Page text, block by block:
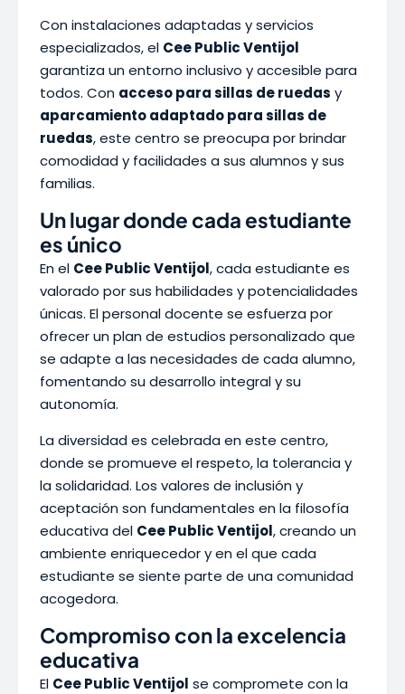
Con instalaciones adaptadas y servicios
especializados, el Cee Public Ventijol
garantiza un entorno inclusivo y accesible para
todos. Con acceso para sillas de ruedas y
aparcamiento adaptado para sillas de
ruedas, este centro se preocupa por brindar
comodidad y facilidades a sus alumnos y sus
familias.
Un lugar donde cada estudiante
es único
En el Cee Public Ventijol, cada estudiante es
valorado por sus habilidades y potencialidades
únicas. El personal docente se esfuerza por
ofrecer un plan de estudios personalizado que
se adapte a las necesidades de cada alumno,
fomentando su desarrollo integral y su
autonomía.
La diversidad es celebrada en este centro,
donde se promueve el respeto, la tolerancia y
la solidaridad. Los valores de inclusión y
aceptación son fundamentales en la filosofía
educativa del Cee Public Ventijol, creando un
ambiente enriquecedor y en el que cada
estudiante se siente parte de una comunidad
acogedora.
Compromiso con la excelencia
educativa
El Cee Public Ventijol se compromete con la